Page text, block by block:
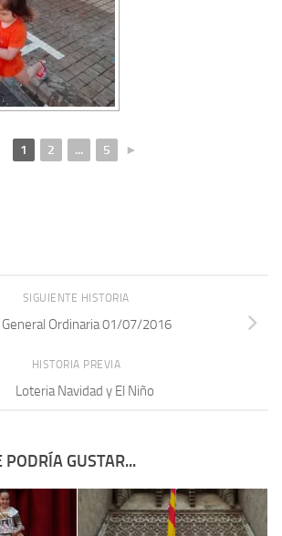
1 2 ... 5 ►
SIGUIENTE HISTORIA
General Ordinaria 01/07/2016
HISTORIA PREVIA
Loteria Navidad y El Niño
GUSTAR...